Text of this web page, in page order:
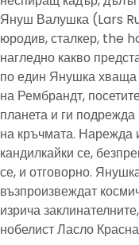
Януш Валушка (Lars
юродив, сталкер, the
нагледно какво
по един Янушка хваща
на Рембрандт,
планета и ги
на кръчмата. Нарежда
кандилкайки се,
се, и отговорно.
възпроизвеждат
изрича
нобелист Ласло